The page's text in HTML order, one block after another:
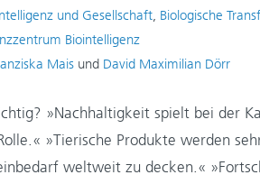
und Gesellschaft, Biologische
Biointelligenz
Mais und David Maximilian Dörr
»Nachhaltigkeit spielt bei der
»Tierische Produkte werden
weltweit zu decken.«